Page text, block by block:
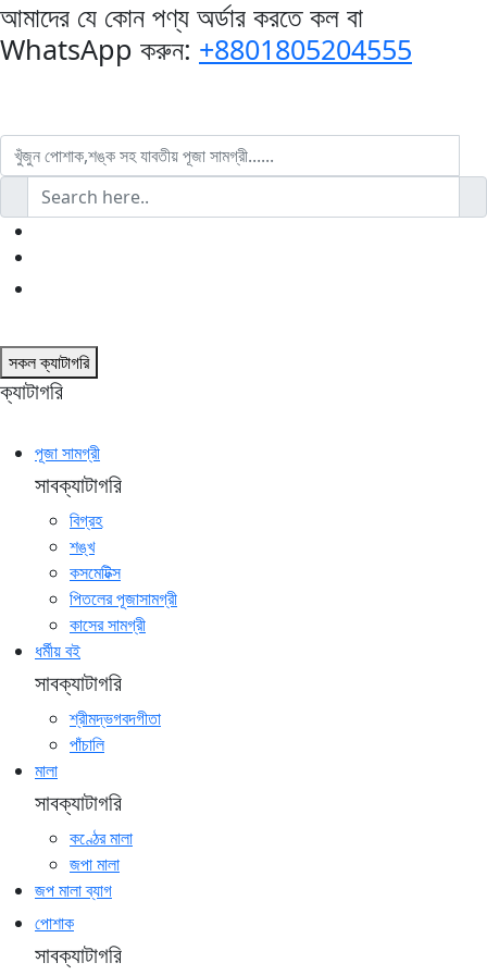
আমাদের যে কোন পণ্য অর্ডার করতে কল বা
WhatsApp করুন: +8801805204555
সকল ক্যাটাগরি
ক্যাটাগরি
পূজা সামগ্রী
সাবক্যাটাগরি
বিগ্রহ
শঙ্খ
কসমেটিক্স
পিতলের পূজাসামগ্রী
কাসের সামগ্রী
ধর্মীয় বই
সাবক্যাটাগরি
শ্রীমদ্ভগবদগীতা
পাঁচালি
মালা
সাবক্যাটাগরি
কণ্ঠের মালা
জপা মালা
জপ মালা ব্যাগ
পোশাক
সাবক্যাটাগরি